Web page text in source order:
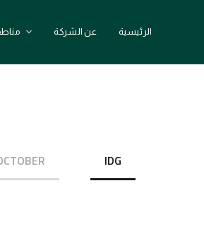
الرئيسية عن الشركة
IDG